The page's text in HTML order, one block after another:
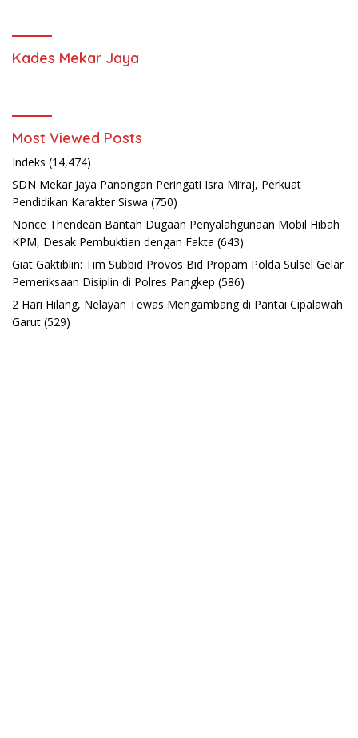
Kades Mekar Jaya
Most Viewed Posts
Indeks (14,474)
SDN Mekar Jaya Panongan Peringati Isra Mi’raj, Perkuat
Pendidikan Karakter Siswa (750)
Nonce Thendean Bantah Dugaan Penyalahgunaan Mobil Hibah
KPM, Desak Pembuktian dengan Fakta (643)
Giat Gaktiblin: Tim Subbid Provos Bid Propam Polda Sulsel Gelar
Pemeriksaan Disiplin di Polres Pangkep (586)
2 Hari Hilang, Nelayan Tewas Mengambang di Pantai Cipalawah
Garut (529)